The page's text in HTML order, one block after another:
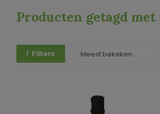
Producten getagd
Filters Meest bekeken